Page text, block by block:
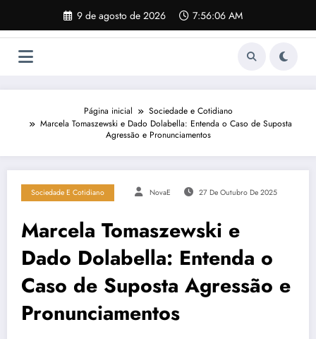
o
9 de agosto de 2026 7:56:07 AM
Página inicial
Sociedade e Cotidiano
Marcela Tomaszewski e Dado Dolabella: Entenda o Caso de Suposta
Agressão e Pronunciamentos
Sociedade E Cotidiano NovaE 27 De Outubro De 2025
Marcela Tomaszewski e
Dado Dolabella: Entenda o
Caso de Suposta Agressão e
Pronunciamentos